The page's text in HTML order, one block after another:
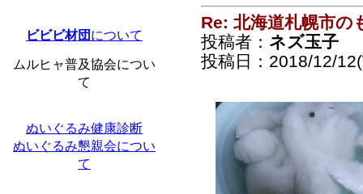
ビビビ材団 について
ムルヒャ普及協会につい
て
ぬいぐるみ健康診断
ぬいぐるみ懇親会につい
て
Re: 北海道札幌市の
投稿者： ネズ玉子
投稿日：2018/12/